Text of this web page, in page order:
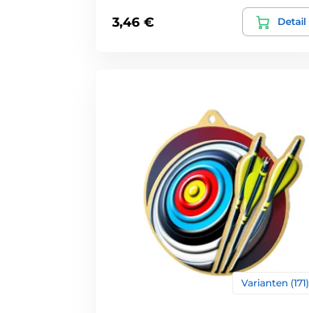
3,46 € Detail
Varianten (171)